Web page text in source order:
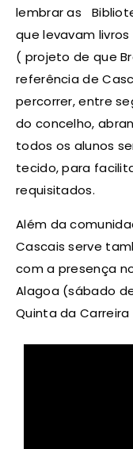
lembrar as
que levavam
( projeto de que
referência de
percorrer, entre
do concelho,
todos os alunos
tecido, para
requisitados.
Além da
Cascais serve
com a presença
Alagoa (sábado
Quinta da